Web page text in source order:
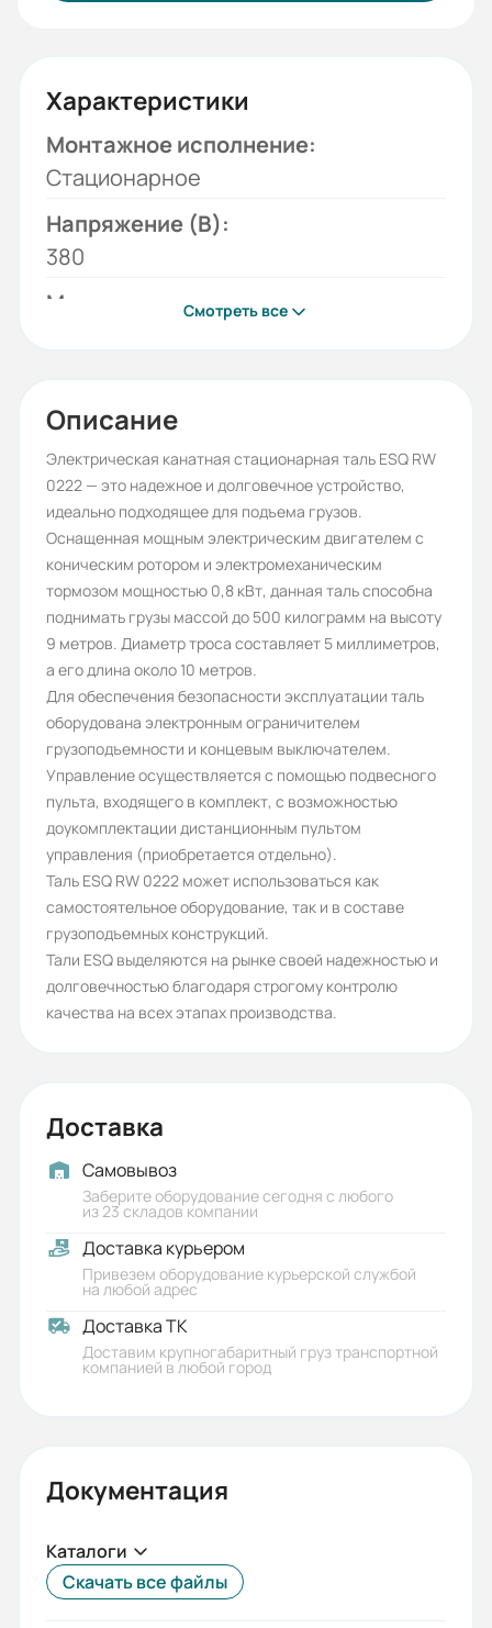
Характеристики
Монтажное исполнение:
Стационарное
Напряжение (В):
380
Модель:
0.5
Высота подъёма:
9
Двигатель подъёма, кВт:
0.8
Двигатель передвижения, кВт:
0.2
Бренд:
ESQ
Температурный диапазон:
-20 +40
Климатическое исполнение:
УХЛ 3.1
Степень защиты (IP):
IP44
Способ управления:
Электронный
Электромагнитный тормоз:
есть
Возможность подключения
беспроводного пульта управления:
есть, приобретается отдельно
V подъёма, м/мин:
650
10
Длина корпуса тали:
Смотреть все
Описание
Электрическая канатная стационарная таль ESQ RW
0222 — это надежное и долговечное устройство,
идеально подходящее для подъема грузов.
Оснащенная мощным электрическим двигателем с
коническим ротором и электромеханическим
тормозом мощностью 0,8 кВт, данная таль способна
поднимать грузы массой до 500 килограмм на высоту
9 метров. Диаметр троса составляет 5 миллиметров,
а его длина около 10 метров.
Для обеспечения безопасности эксплуатации таль
оборудована электронным ограничителем
грузоподъемности и концевым выключателем.
Управление осуществляется с помощью подвесного
пульта, входящего в комплект, с возможностью
доукомплектации дистанционным пультом
управления (приобретается отдельно).
Таль ESQ RW 0222 может использоваться как
самостоятельное оборудование, так и в составе
грузоподъемных конструкций.
Тали ESQ выделяются на рынке своей надежностью и
долговечностью благодаря строгому контролю
качества на всех этапах производства.
Доставка
Самовывоз
Заберите оборудование сегодня с любого
из 23 складов компании
Доставка курьером
Привезем оборудование курьерской службой
на любой адрес
Доставка ТК
Доставим крупногабаритный груз транспортной
компанией в любой город
Документация
Каталоги
Скачать все файлы